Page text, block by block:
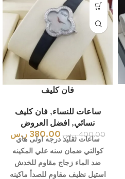
فان كليف
ساعات للنساء,فان كليف
نسائي, افضل العروض
400.00 ر.س 380.00 ر.س
ساعات تقليد درجه اولى هاي
كوالتي ضمان سنه علي المكينه
ضد الماء زجاج مقاوم للخدش
استيل نظيف مقاوم للصدأ ماكينه